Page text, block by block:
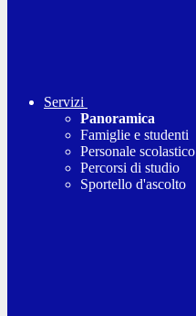
Servizi
Panoramica
Famiglie e studenti
Personale scolastico
Percorsi di studio
Sportello d'ascolto